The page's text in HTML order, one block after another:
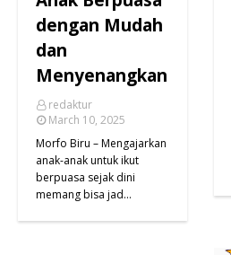
dengan Mudah
dan
Menyenangkan
redaktur
March 10, 2025
Morfo Biru – Mengajarkan
anak-anak untuk ikut
berpuasa sejak dini
memang bisa jad…